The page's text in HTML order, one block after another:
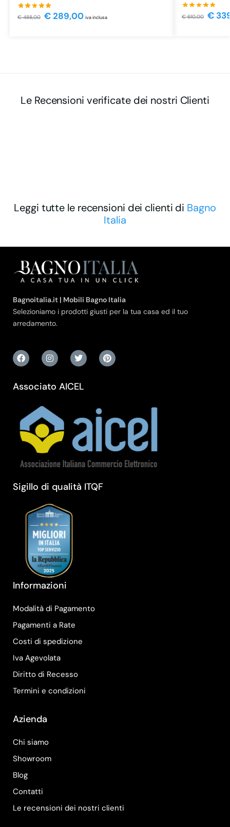
€488,00 €289,00 iva inclusa €610,00 €
Le Recensioni verificate dei nostri Clienti
Leggi tutte le recensioni dei clienti di Bagno
Italia
Bagnoitalia.it | Mobili Bagno Italia
Selezioniamo i prodotti giusti per la tua casa ed il tuo
arredamento.
Associato AICEL
Sigillo di qualità ITQF
Informazioni
Modalità di Pagamento
Pagamenti a Rate
Costi di spedizione
Iva Agevolata
Diritto di Recesso
Termini e condizioni
Azienda
Chi siamo
Showroom
Blog
Contatti
Le recensioni dei nostri clienti